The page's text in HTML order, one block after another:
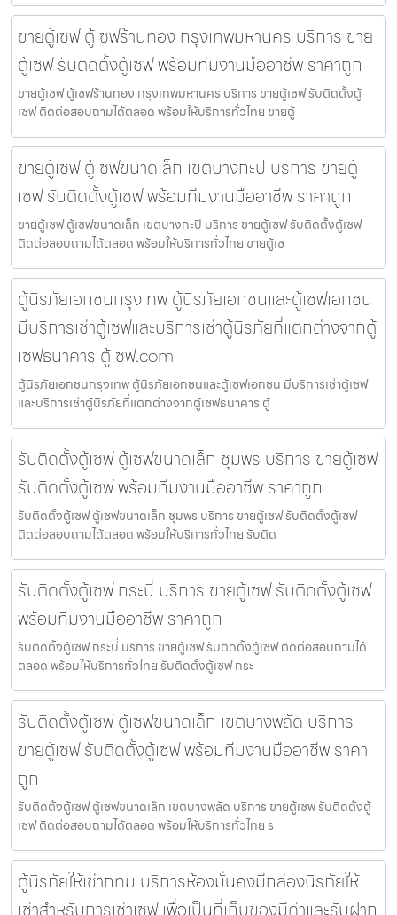
ขายตู้เซฟ ตู้เซฟร้านทอง กรุงเทพมหานคร บริการ ขาย
ตู้เซฟ รับติดตั้งตู้เซฟ พร้อมทีมงานมืออาชีพ ราคาถูก
ขายตู้เซฟ ตู้เซฟร้านทอง กรุงเทพมหานคร บริการ ขายตู้เซฟ รับติดตั้งตู้
เซฟ ติดต่อสอบถามได้ตลอด พร้อมให้บริการทั่วไทย ขายตู้
ขายตู้เซฟ ตู้เซฟขนาดเล็ก เขตบางกะปิ บริการ ขายตู้
เซฟ รับติดตั้งตู้เซฟ พร้อมทีมงานมืออาชีพ ราคาถูก
ขายตู้เซฟ ตู้เซฟขนาดเล็ก เขตบางกะปิ บริการ ขายตู้เซฟ รับติดตั้งตู้เซฟ
ติดต่อสอบถามได้ตลอด พร้อมให้บริการทั่วไทย ขายตู้เซ
ตู้นิรภัยเอกชนกรุงเทพ ตู้นิรภัยเอกชนและตู้เซฟเอกชน
มีบริการเช่าตู้เซฟและบริการเช่าตู้นิรภัยที่แตกต่างจากตู้
เซฟธนาคาร ตู้เซฟ.com
ตู้นิรภัยเอกชนกรุงเทพ ตู้นิรภัยเอกชนและตู้เซฟเอกชน มีบริการเช่าตู้เซฟ
และบริการเช่าตู้นิรภัยที่แตกต่างจากตู้เซฟธนาคาร ตู้
รับติดตั้งตู้เซฟ ตู้เซฟขนาดเล็ก ชุมพร บริการ ขายตู้เซฟ
รับติดตั้งตู้เซฟ พร้อมทีมงานมืออาชีพ ราคาถูก
รับติดตั้งตู้เซฟ ตู้เซฟขนาดเล็ก ชุมพร บริการ ขายตู้เซฟ รับติดตั้งตู้เซฟ
ติดต่อสอบถามได้ตลอด พร้อมให้บริการทั่วไทย รับติด
รับติดตั้งตู้เซฟ กระบี่ บริการ ขายตู้เซฟ รับติดตั้งตู้เซฟ
พร้อมทีมงานมืออาชีพ ราคาถูก
รับติดตั้งตู้เซฟ กระบี่ บริการ ขายตู้เซฟ รับติดตั้งตู้เซฟ ติดต่อสอบถามได้
ตลอด พร้อมให้บริการทั่วไทย รับติดตั้งตู้เซฟ กระ
รับติดตั้งตู้เซฟ ตู้เซฟขนาดเล็ก เขตบางพลัด บริการ
ขายตู้เซฟ รับติดตั้งตู้เซฟ พร้อมทีมงานมืออาชีพ ราคา
ถูก
รับติดตั้งตู้เซฟ ตู้เซฟขนาดเล็ก เขตบางพลัด บริการ ขายตู้เซฟ รับติดตั้งตู้
เซฟ ติดต่อสอบถามได้ตลอด พร้อมให้บริการทั่วไทย ร
ตู้นิรภัยให้เช่ากทม บริการห้องมั่นคงมีกล่องนิรภัยให้